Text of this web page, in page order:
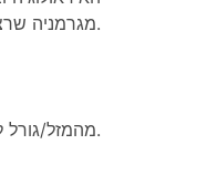
מגרמניה שרצו להימלט מהמשטר הנאצי.
מהמזל/גורל לא ניתן לברוח.